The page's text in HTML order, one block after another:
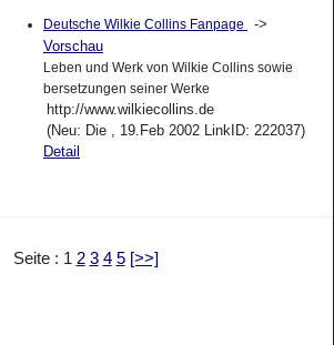
Deutsche Wilkie Collins Fanpage
->
Vorschau
Leben und Werk von Wilkie Collins sowie
bersetzungen seiner Werke
http://www.wilkiecollins.de
(Neu: Die , 19.Feb 2002 LinkID: 222037)
Detail
Seite : 1 2 3 4 5 [>>]